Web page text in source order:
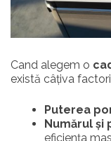
Cand alegem o
există câțiva
Puterea
Numărul
eficiența